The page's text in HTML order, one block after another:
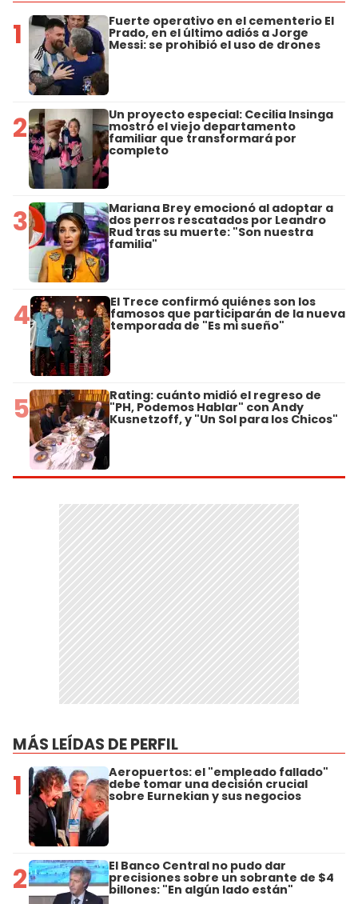
1 Fuerte operativo en el cementerio El
Prado, en el último adiós a Jorge
Messi: se prohibió el uso de drones
2 Un proyecto especial: Cecilia Insinga
mostró el viejo departamento
familiar que transformará por
completo
3 Mariana Brey emocionó al adoptar a
dos perros rescatados por Leandro
Rud tras su muerte: "Son nuestra
familia"
4 El Trece confirmó quiénes son los
famosos que participarán de la nueva
temporada de "Es mi sueño"
5 Rating: cuánto midió el regreso de
"PH, Podemos Hablar" con Andy
Kusnetzoff, y "Un Sol para los Chicos"
MÁS LEÍDAS DE PERFIL
1 Aeropuertos: el "empleado fallado"
debe tomar una decisión crucial
sobre Eurnekian y sus negocios
2 El Banco Central no pudo dar
precisiones sobre un sobrante de $4
billones: "En algún lado están"